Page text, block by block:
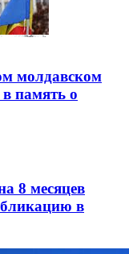
молдавском
в память о
8 месяцев
в